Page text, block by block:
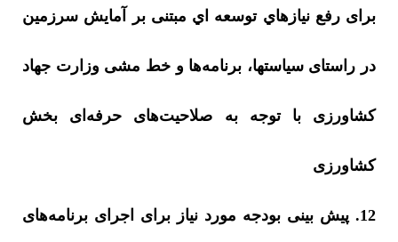
برای رفع نيازهاي توسعه اي مبتنی بر آمایش سرزمین
در راستای سیاستها، برنامه‌ها و خط مشی وزارت جهاد
کشاورزی با توجه به صلاحیت‌های حرفه‌ای بخش
کشاورزی
12. پیش بینی بودجه مورد نیاز برای اجرای برنامه‌های